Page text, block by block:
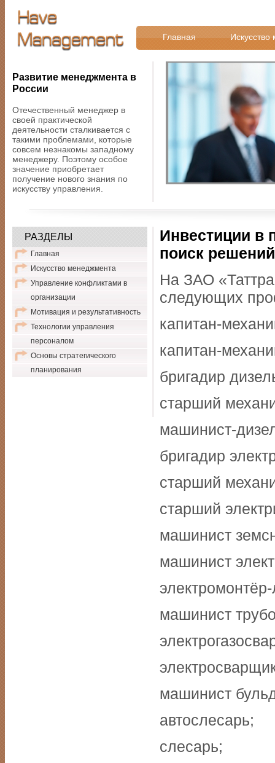
Главная
Развитие менеджмента в
России
Отечественный менеджер в
своей практической
деятельности сталкивается с
такими проблемами, которые
совсем незнакомы западному
менеджеру. Поэтому особое
значение приобретает
получение нового знания по
искусству управления.
РАЗДЕЛЫ
Главная
Искусство менеджмента
Управление конфликтами в
организации
Мотивация и результативность
Технологии управления
персоналом
Основы стратегического
планирования
Инвестиции в
поиск решений
На ЗАО
следующих
капитан-
капитан-
бригадир
старший
машинист-
бригадир
старший
старший
машинист
машинист
машинист
машинист
автослесарь;
слесарь;